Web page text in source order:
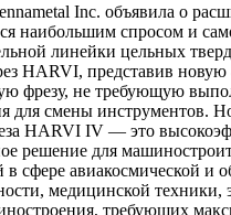
Inc. объявила о
наибольшим спросом и
линейки цельных
HARVI, представив
фрезу, не требующую
для смены инструментов.
HARVI IV — это
решение для
в сфере авиакосмической и
медицинской техники,
требующих